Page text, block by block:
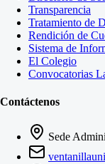
Transparencia
Tratamiento de
Rendición de
Sistema de
El Colegio
Convocatorias
Contáctenos
Sede